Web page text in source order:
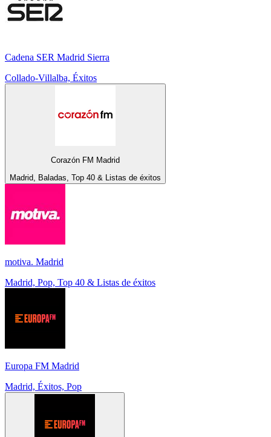
Cadena SER Madrid Sierra
Collado-Villalba, Éxitos
Corazón FM Madrid
Madrid, Baladas, Top 40 & Listas de éxitos
motiva. Madrid
Madrid, Pop, Top 40 & Listas de éxitos
Europa FM Madrid
Madrid, Éxitos, Pop